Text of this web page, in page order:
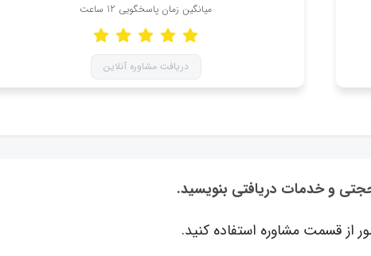
میانگین زمان پاسخگویی 12 ساعت
دریافت مشاوره آنلاین
حجتی و خدمات دریافتی بنویسید.
از قسمت مشاوره استفاده کنید.